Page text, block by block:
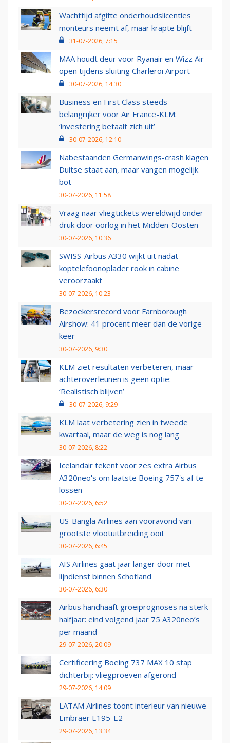
Wachttijd afgifte onderhoudslicenties
monteurs neemt af, maar krapte blijft
31-07-2026, 7:15
MAA houdt deur voor Ryanair en Wizz Air
open tijdens sluiting Charleroi Airport
30-07-2026, 14:30
Business en First Class steeds
belangrijker voor Air France-KLM:
‘investering betaalt zich uit’
30-07-2026, 12:10
Nabestaanden Germanwings-crash klagen
Duitse staat aan, maar vangen mogelijk
bot
30-07-2026, 11:58
Vraag naar vliegtickets wereldwijd onder
druk door oorlog in het Midden-Oosten
30-07-2026, 10:36
SWISS-Airbus A330 wijkt uit nadat
koptelefoonoplader rook in cabine
veroorzaakt
30-07-2026, 10:23
Bezoekersrecord voor Farnborough
Airshow: 41 procent meer dan de vorige
keer
30-07-2026, 9:30
KLM ziet resultaten verbeteren, maar
achteroverleunen is geen optie:
‘Realistisch blijven’
30-07-2026, 9:29
KLM laat verbetering zien in tweede
kwartaal, maar de weg is nog lang
30-07-2026, 8:22
Icelandair tekent voor zes extra Airbus
A320neo's om laatste Boeing 757's af te
lossen
30-07-2026, 6:52
US-Bangla Airlines aan vooravond van
grootste vlootuitbreiding ooit
30-07-2026, 6:45
AIS Airlines gaat jaar langer door met
lijndienst binnen Schotland
30-07-2026, 6:30
Airbus handhaaft groeiprognoses na sterk
halfjaar: eind volgend jaar 75 A320neo’s
per maand
29-07-2026, 20:09
Certificering Boeing 737 MAX 10 stap
dichterbij: vliegproeven afgerond
29-07-2026, 14:09
LATAM Airlines toont interieur van nieuwe
Embraer E195-E2
29-07-2026, 13:34